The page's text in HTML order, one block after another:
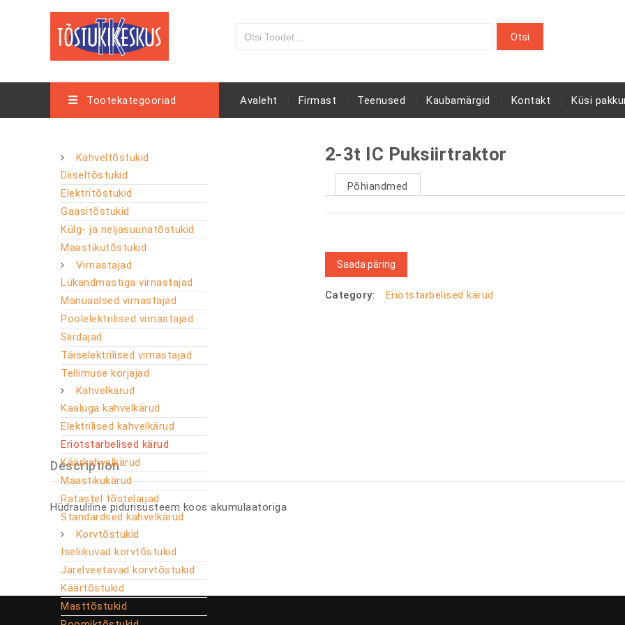
Tootekategooriad
Kahveltõstukid
Diiseltõstukid
Elektritõstukid
Gaasitõstukid
Külg- ja neljasuunatõstukid
Maastikutõstukid
Virnastajad
Lükandmastiga virnastajad
Manuaalsed virnastajad
Poolelektrilised virnastajad
Siirdajad
Täiselektrilised virnastajad
Tellimuse korjajad
Kahvelkärud
Kaaluga kahvelkärud
Elektrilised kahvelkärud
Eriotstarbelised kärud
Käärkahvelkärud
Maastikukärud
Ratastel tõstelauad
Standardsed kahvelkärud
Korvtõstukid
Iseliikuvad korvtõstukid
Järelveetavad korvtõstukid
Käärtõstukid
Masttõstukid
Avaleht Firmast Teenused Kaubamärgid Kontakt Küsi
2-3t IC Puksiirtraktor
Põhiandmed
Saada päring
Category: Eriotstarbelised kärud
Description
Hüdrauliline pidurisüsteem koos akumulaatoriga